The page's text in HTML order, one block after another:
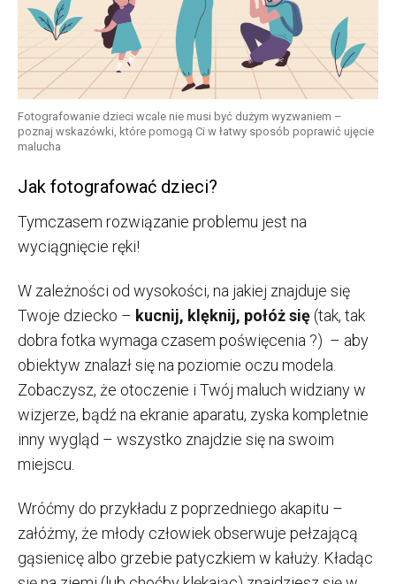
Fotografowanie dzieci wcale nie musi być dużym wyzwaniem –
poznaj wskazówki, które pomogą Ci w łatwy sposób poprawić ujęcie
malucha
Jak fotografować dzieci?
Tymczasem rozwiązanie problemu jest na
wyciągnięcie ręki!
W zależności od wysokości, na jakiej znajduje się
Twoje dziecko – kucnij, klęknij, połóż się (tak, tak
dobra fotka wymaga czasem poświęcenia ?) – aby
obiektyw znalazł się na poziomie oczu modela.
Zobaczysz, że otoczenie i Twój maluch widziany w
wizjerze, bądź na ekranie aparatu, zyska kompletnie
inny wygląd – wszystko znajdzie się na swoim
miejscu.
Wróćmy do przykładu z poprzedniego akapitu –
załóżmy, że młody człowiek obserwuje pełzającą
gąsienicę albo grzebie patyczkiem w kałuży. Kładąc